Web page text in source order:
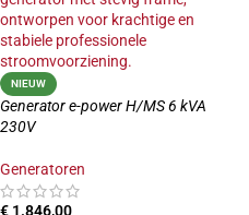
NIEUW
Generator e-power H/MS 6 kVA
230V
Generatoren
€ 1.846,00